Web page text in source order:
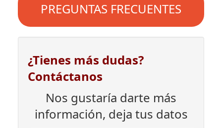
PREGUNTAS FRECUENTES
¿Tienes más dudas?
Contáctanos
Nos gustaría darte más
información, deja tus datos